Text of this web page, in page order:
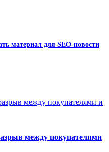
материал для SEO-новости
между покупателями